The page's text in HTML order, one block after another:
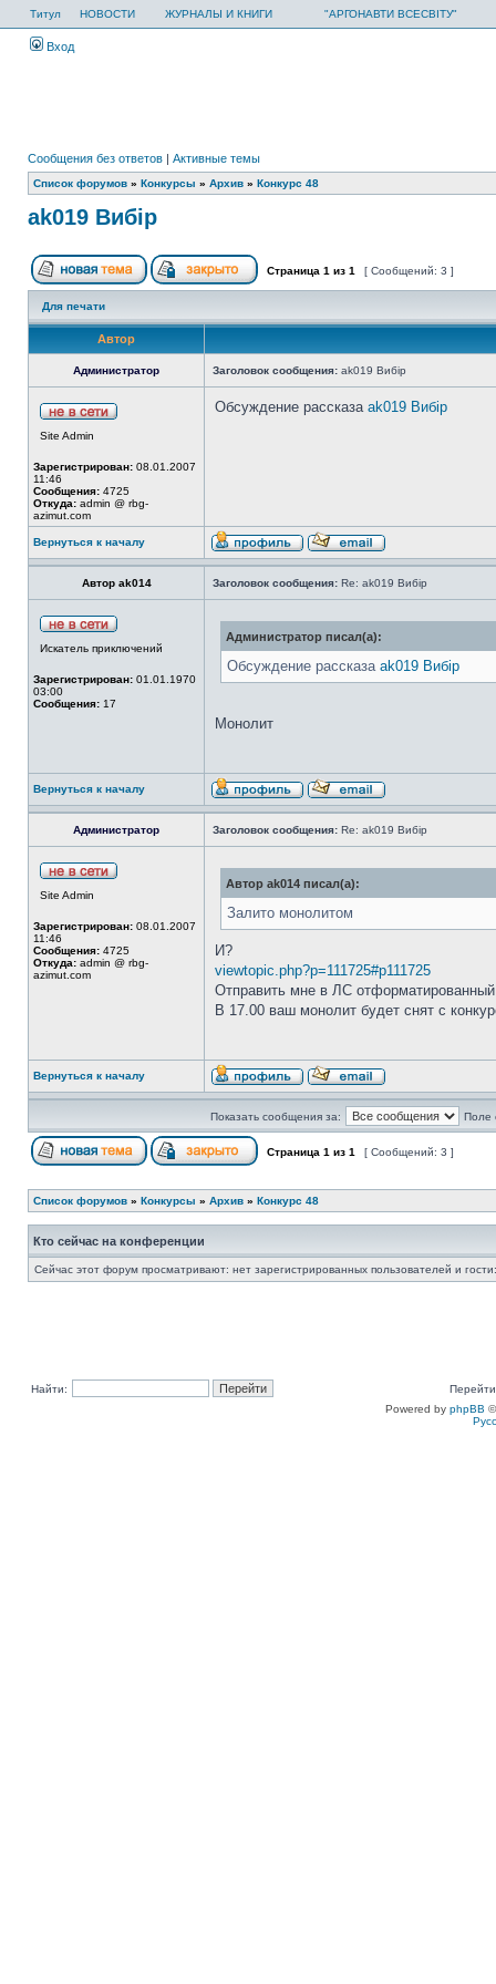
Титул НОВОСТИ ЖУРНАЛЫ И КНИГИ "АРГОНАВТИ ВСЕСВІТУ"
Вход
Сообщения без ответов | Активные темы
Список форумов » Конкурсы » Архив » Конкурс 48
ak019 Вибір
Страница 1 из 1 [ Сообщений: 3 ]
Для печати
Автор
Администратор Заголовок сообщения: ak019 Вибір
Site Admin
Зарегистрирован: 08.01.2007
11:46
Сообщения: 4725
Откуда: admin @ rbg-
azimut.com
Обсуждение рассказа ak019 Вибір
Вернуться к началу
Автор ak014 Заголовок сообщения: Re: ak019 Вибір
Искатель приключений
Зарегистрирован: 01.01.1970
03:00
Сообщения: 17
Администратор писал(а):
Обсуждение рассказа ak019 Вибір
Монолит
Вернуться к началу
Администратор Заголовок сообщения: Re: ak019 Вибір
Site Admin
Зарегистрирован: 08.01.2007
11:46
Сообщения: 4725
Откуда: admin @ rbg-
azimut.com
Автор ak014 писал(а):
Залито монолитом
И?
viewtopic.php?p=111725#p111725
Отправить мне в ЛС отформатированный
В 17.00 ваш монолит будет снят с
Вернуться к началу
Показать сообщения за: Поле
Страница 1 из 1 [ Сообщений: 3 ]
Список форумов » Конкурсы » Архив » Конкурс 48
Кто сейчас на конференции
Сейчас этот форум просматривают: нет зарегистрированных пользователей и
Найти:
Powered by phpBB